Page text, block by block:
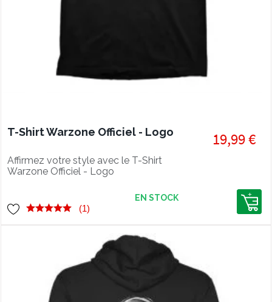
T-Shirt Warzone Officiel - Logo
Affirmez votre style avec le T-Shirt
Warzone Officiel - Logo
19,99 €
(1)
EN STOCK